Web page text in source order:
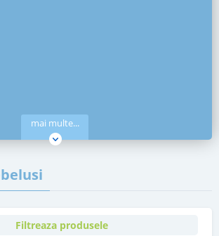
mai multe...
Filtreaza produsele